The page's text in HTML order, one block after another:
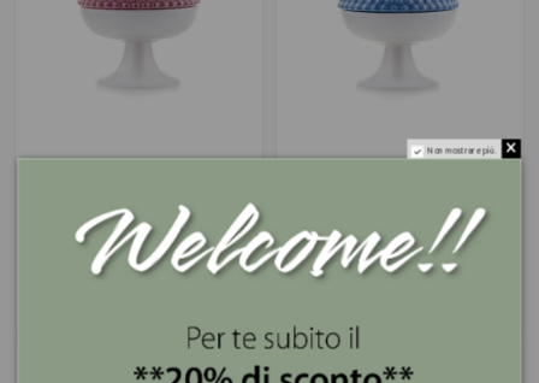
Pumo Rosso EMÒ
13,5(H) cm
Starting from
Pumo Blu EMÒ 13,5(H)
cm
Starting from
Non mostrare più.